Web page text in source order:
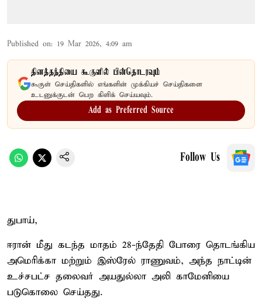
Published on: 19 Mar 2026, 4:09 am
தினத்தந்தியை கூகுளில் பின்தொடரவும்
கூகுள் செய்திகளில் எங்களின் முக்கியச் செய்திகளை
உடனுக்குடன் பெற கிளிக் செய்யவும்.
Add as Preferred Source
Follow Us
துபாய்,
ஈரான் மீது கடந்த மாதம் 28-ந்தேதி போரை தொடங்கிய
அமெரிக்கா மற்றும் இஸ்ரேல் ராணுவம், அந்த நாட்டின்
உச்சபட்ச தலைவர் அயதுல்லா அலி காமேனியை
படுகொலை செய்தது.